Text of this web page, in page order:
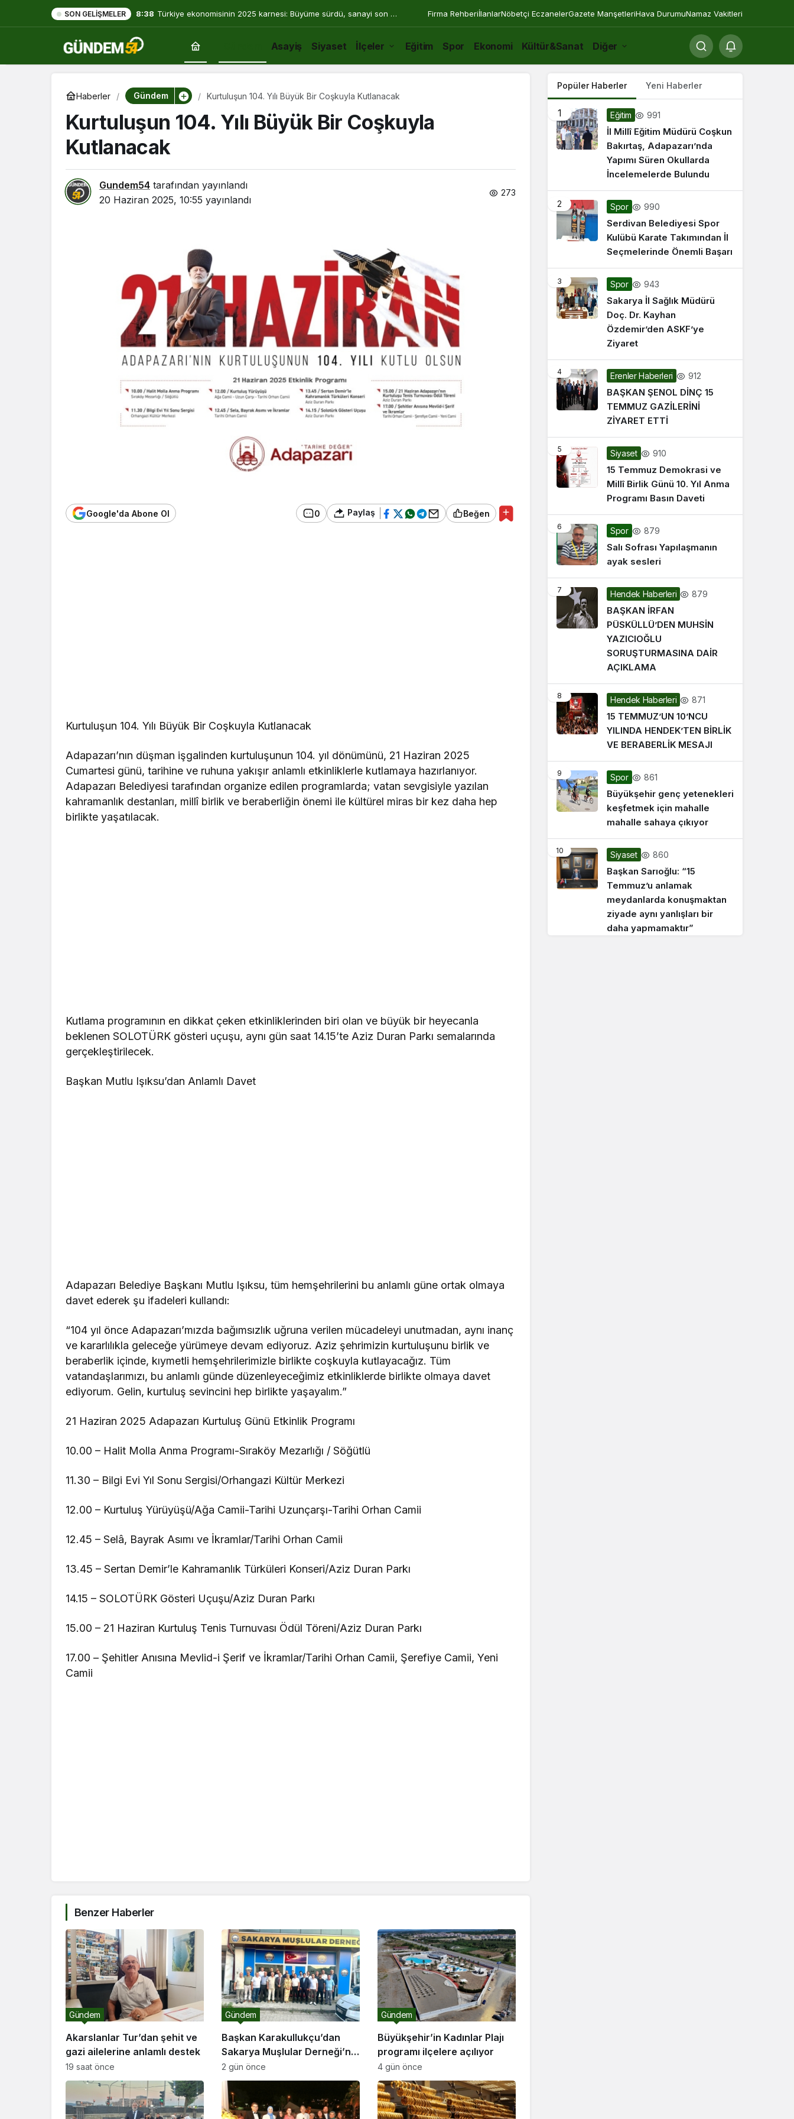
SON GELIŞMELER 8:38 Türkiye ekonomisinin 2025 karnesi: Büyüme sürdü, sanayi son 30 Firma RehberiİlanlarNöbetçi EczanelerGazete ManşetleriHava DurumuNamaz Vakitleri
Asayiş Siyaset İlçeler Eğitim Spor Ekonomi Kültür&Sanat Diğer
Haberler Gündem Kurtuluşun 104. Yılı Büyük Bir Coşkuyla Kutlanacak
Kurtuluşun 104. Yılı Büyük Bir Coşkuyla
Kutlanacak
Gundem54 tarafından yayınlandı
20 Haziran 2025, 10:55 yayınlandı
273
Google'da Abone Ol 0 Paylaş Beğen
Kurtuluşun 104. Yılı Büyük Bir Coşkuyla Kutlanacak
Adapazarı’nın düşman işgalinden kurtuluşunun 104. yıl dönümünü, 21 Haziran 2025
Cumartesi günü, tarihine ve ruhuna yakışır anlamlı etkinliklerle kutlamaya hazırlanıyor.
Adapazarı Belediyesi tarafından organize edilen programlarda; vatan sevgisiyle yazılan
kahramanlık destanları, millî birlik ve beraberliğin önemi ile kültürel miras bir kez daha hep
birlikte yaşatılacak.
Kutlama programının en dikkat çeken etkinliklerinden biri olan ve büyük bir heyecanla
beklenen SOLOTÜRK gösteri uçuşu, aynı gün saat 14.15’te Aziz Duran Parkı semalarında
gerçekleştirilecek.
Başkan Mutlu Işıksu’dan Anlamlı Davet
Adapazarı Belediye Başkanı Mutlu Işıksu, tüm hemşehrilerini bu anlamlı güne ortak olmaya
davet ederek şu ifadeleri kullandı:
“104 yıl önce Adapazarı’mızda bağımsızlık uğruna verilen mücadeleyi unutmadan, aynı inanç
ve kararlılıkla geleceğe yürümeye devam ediyoruz. Aziz şehrimizin kurtuluşunu birlik ve
beraberlik içinde, kıymetli hemşehrilerimizle birlikte coşkuyla kutlayacağız. Tüm
vatandaşlarımızı, bu anlamlı günde düzenleyeceğimiz etkinliklerde birlikte olmaya davet
ediyorum. Gelin, kurtuluş sevincini hep birlikte yaşayalım.”
21 Haziran 2025 Adapazarı Kurtuluş Günü Etkinlik Programı
10.00 – Halit Molla Anma Programı-Sıraköy Mezarlığı / Söğütlü
11.30 – Bilgi Evi Yıl Sonu Sergisi/Orhangazi Kültür Merkezi
12.00 – Kurtuluş Yürüyüşü/Ağa Camii-Tarihi Uzunçarşı-Tarihi Orhan Camii
12.45 – Selâ, Bayrak Asımı ve İkramlar/Tarihi Orhan Camii
13.45 – Sertan Demir’le Kahramanlık Türküleri Konseri/Aziz Duran Parkı
14.15 – SOLOTÜRK Gösteri Uçuşu/Aziz Duran Parkı
15.00 – 21 Haziran Kurtuluş Tenis Turnuvası Ödül Töreni/Aziz Duran Parkı
17.00 – Şehitler Anısına Mevlid-i Şerif ve İkramlar/Tarihi Orhan Camii, Şerefiye Camii, Yeni
Camii
Benzer Haberler
Akarslanlar Tur’dan şehit ve
gazi ailelerine anlamlı destek
Gündem
19 saat önce
Başkan Karakullukçu’dan
Sakarya Muşlular Derneği’ne
ziyaret
Gündem
2 gün önce
Büyükşehir’in Kadınlar Plajı
programı ilçelere açılıyor
Gündem
4 gün önce
Popüler Haberler Yeni Haberler
1 Eğitim 991
İl Millî Eğitim Müdürü Coşkun
Bakırtaş, Adapazarı’nda
Yapımı Süren Okullarda
İncelemelerde Bulundu
2 Spor 990
Serdivan Belediyesi Spor
Kulübü Karate Takımından İl
Seçmelerinde Önemli Başarı
3 Spor 943
Sakarya İl Sağlık Müdürü
Doç. Dr. Kayhan
Özdemir’den ASKF’ye
Ziyaret
4 Erenler Haberleri 912
BAŞKAN ŞENOL DİNÇ 15
TEMMUZ GAZİLERİNİ
ZİYARET ETTİ
5 Siyaset 910
15 Temmuz Demokrasi ve
Millî Birlik Günü 10. Yıl Anma
Programı Basın Daveti
6 Spor 879
Salı Sofrası Yapılaşmanın
ayak sesleri
7 Hendek Haberleri 879
BAŞKAN İRFAN
PÜSKÜLLÜ’DEN MUHSİN
YAZICIOĞLU
SORUŞTURMASINA DAİR
AÇIKLAMA
8 Hendek Haberleri 871
15 TEMMUZ’UN 10’NCU
YILINDA HENDEK’TEN BİRLİK
VE BERABERLİK MESAJI
9 Spor 861
Büyükşehir genç yetenekleri
keşfetmek için mahalle
mahalle sahaya çıkıyor
10 Siyaset 860
Başkan Sarıoğlu: “15
Temmuz’u anlamak
meydanlarda konuşmaktan
ziyade aynı yanlışları bir
daha yapmamaktır”